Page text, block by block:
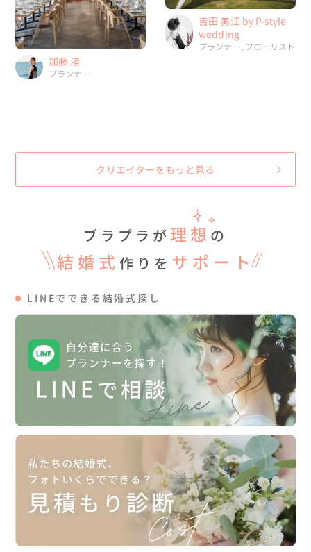
加藤 渚
プランナー
吉田 美江 by P-style
wedding
プランナー, フローリスト
クリエイターをもっと見る
ブラプラが 理想 の
結婚式 作りを サポート
LINEでできる結婚式探し